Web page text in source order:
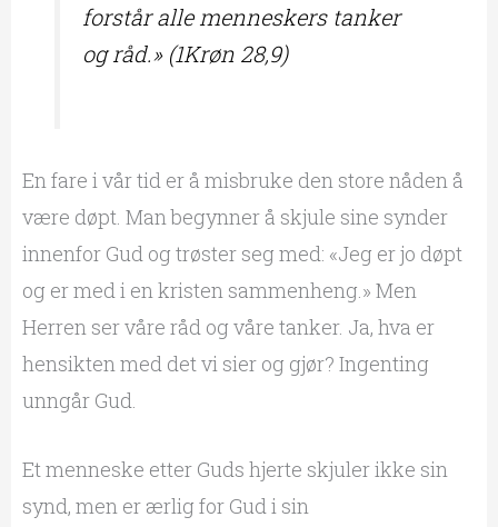
forstår alle menneskers tanker
og råd.» (1Krøn 28,9)
En fare i vår tid er å misbruke den store nåden å
være døpt. Man begynner å skjule sine synder
innenfor Gud og trøster seg med: «Jeg er jo døpt
og er med i en kristen sammenheng.» Men
Herren ser våre råd og våre tanker. Ja, hva er
hensikten med det vi sier og gjør? Ingenting
unngår Gud.
Et menneske etter Guds hjerte skjuler ikke sin
synd, men er ærlig for Gud i sin